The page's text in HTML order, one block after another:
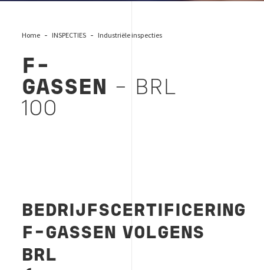
Home INSPECTIES Industriële inspecties
F-
GASSEN
- BRL
100
BEDRIJFSCERTIFICERING
F-GASSEN VOLGENS
BRL